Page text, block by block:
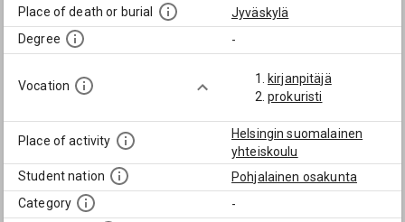
Place of death or burial
Jyväskylä
Degree
-
Vocation
kirjanpitäjä
prokuristi
Place of activity
Helsingin suomalainen
yhteiskoulu
Student nation
Pohjalainen osakunta
Category
-